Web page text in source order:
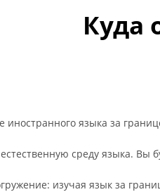
Куда
иностранного языка за
среду языка. Вы
изучая язык за